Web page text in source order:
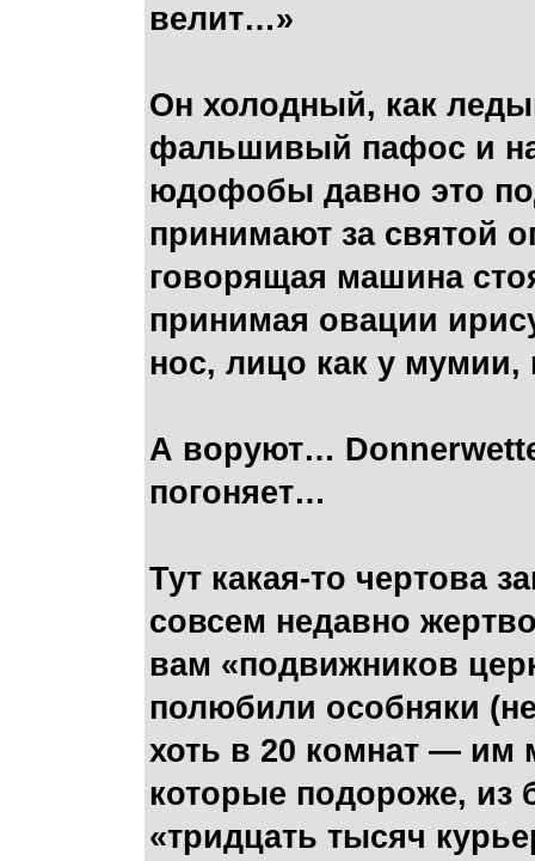
велит…»
Он холодный, как
фальшивый пафос и
юдофобы давно это
принимают за святой
говорящая машина
принимая овации
нос, лицо как у мумии,
А воруют…
погоняет…
Тут какая-то чертова
совсем недавно
вам «подвижников
полюбили особняки
хоть в 20 комнат — им
которые подороже, из
«тридцать тысяч